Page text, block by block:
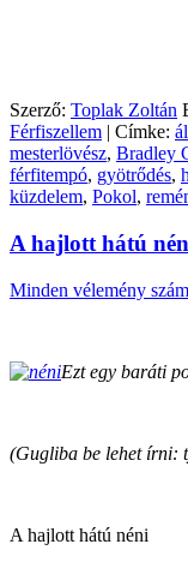
Szerző: Toplak Zoltán
Férfiszellem | Címke:
mesterlövész, Bradley
férfitempó, gyötrődés,
küzdelem, Pokol,
A hajlott hátú
Minden vélemény
Ezt egy baráti
(Gugliba be lehet írni:
A hajlott hátú néni